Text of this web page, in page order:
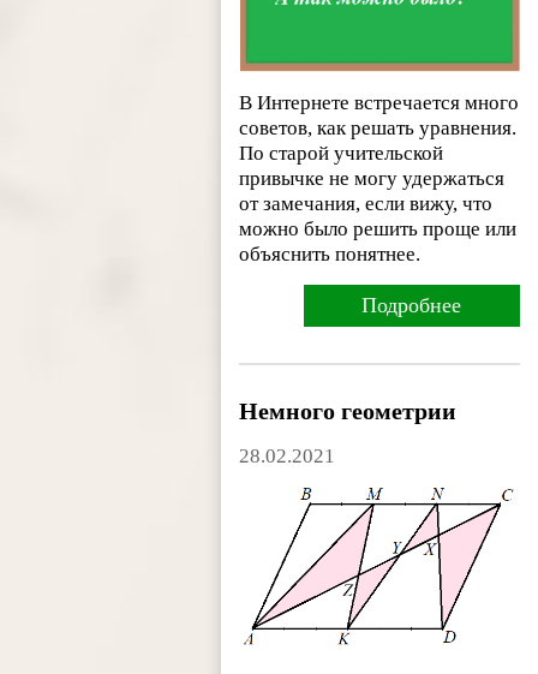
В Интернете встречается много
советов, как решать уравнения.
По старой учительской
привычке не могу удержаться
от замечания, если вижу, что
можно было решить проще или
объяснить понятнее.
Подробнее
Немного геометрии
28.02.2021